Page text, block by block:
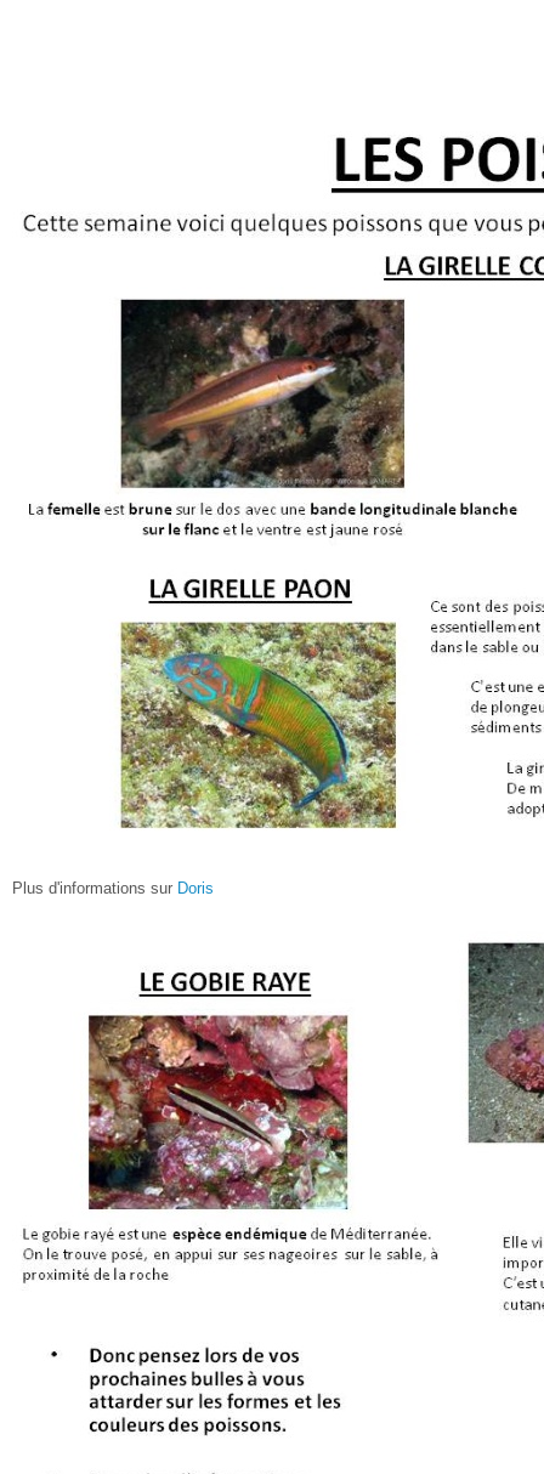
Plus d'informations sur Doris